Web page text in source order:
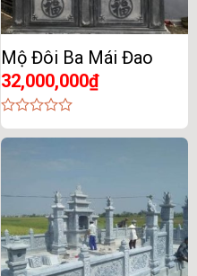
Mộ Đôi Ba Mái Đao
32,000,000₫
0
out